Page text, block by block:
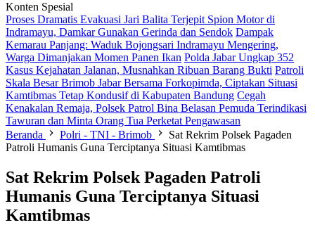
Konten Spesial
Proses Dramatis Evakuasi Jari Balita Terjepit Spion Motor di
Indramayu, Damkar Gunakan Gerinda dan Sendok Dampak
Kemarau Panjang: Waduk Bojongsari Indramayu Mengering,
Warga Dimanjakan Momen Panen Ikan Polda Jabar Ungkap 352
Kasus Kejahatan Jalanan, Musnahkan Ribuan Barang Bukti Patroli
Skala Besar Brimob Jabar Bersama Forkopimda, Ciptakan Situasi
Kamtibmas Tetap Kondusif di Kabupaten Bandung Cegah
Kenakalan Remaja, Polsek Patrol Bina Belasan Pemuda Terindikasi
Tawuran dan Minta Orang Tua Perketat Pengawasan
Beranda
Polri - TNI - Brimob
Sat Rekrim Polsek Pagaden
Patroli Humanis Guna Terciptanya Situasi Kamtibmas
Sat Rekrim Polsek Pagaden Patroli
Humanis Guna Terciptanya Situasi
Kamtibmas